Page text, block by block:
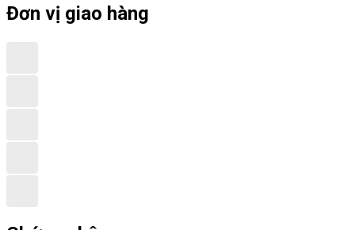
Đơn vị giao hàng